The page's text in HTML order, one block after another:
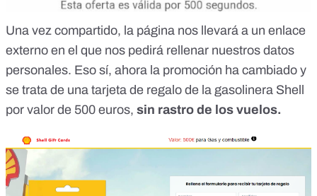
Una vez compartido, la página nos llevará a un enlace
externo en el que nos pedirá rellenar nuestros datos
personales. Eso sí, ahora la promoción ha cambiado y
se trata de una tarjeta de regalo de la gasolinera Shell
por valor de 500 euros, sin rastro de los vuelos.